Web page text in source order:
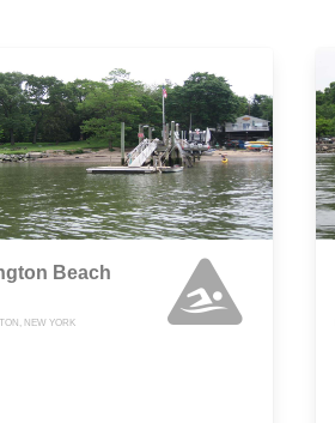
Beach
NEW YORK